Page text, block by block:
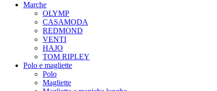
Marche
OLYMP
CASAMODA
REDMOND
VENTI
HAJO
TOM RIPLEY
Polo e magliette
Polo
Magliette